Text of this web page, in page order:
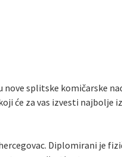
splitske komičarske
će za vas izvesti najbolje
Diplomirani je